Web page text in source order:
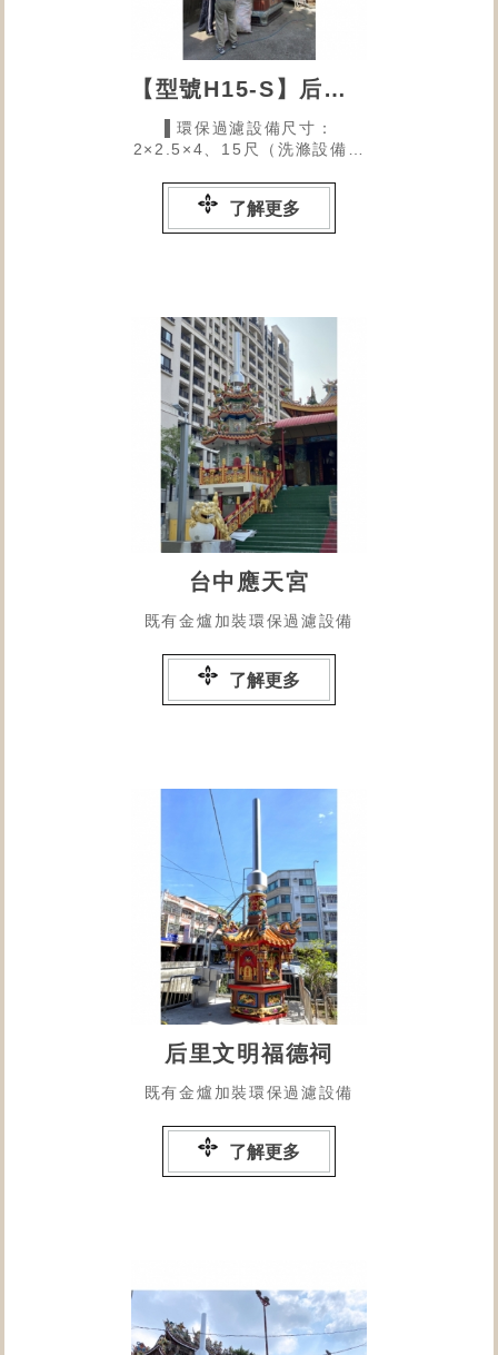
【型號H15-S】后里墩東里福德祠的環保金爐
▌環保過濾設備尺寸：
2×2.5×4、15尺（洗滌設備長
了解更多
台中應天宮
既有金爐加裝環保過濾設備
了解更多
后里文明福德祠
既有金爐加裝環保過濾設備
了解更多